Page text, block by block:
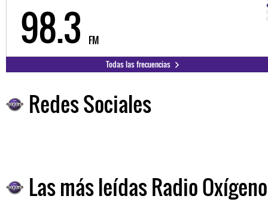
98.3 FM
Todas las frecuencias
Redes Sociales
Las más leídas Radio Oxígeno